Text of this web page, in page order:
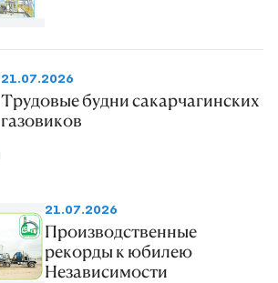
21.07.2026
Трудовые будни сакарчагинских
газовиков
21.07.2026
Производственные
рекорды к юбилею
Независимости